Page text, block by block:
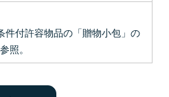
件付許容物品の「贈物小包」の
照。